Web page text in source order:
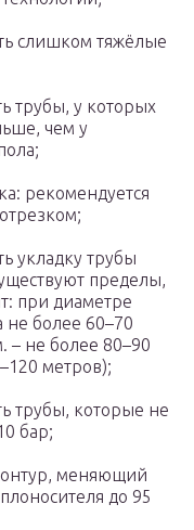
слишком тяжёлые
трубы, у которых
чем у
рекомендуется
укладку трубы
пределы,
при диаметре
не более 60–70
– не более 80–90
метров);
трубы, которые не
бар;
меняющий
до 95